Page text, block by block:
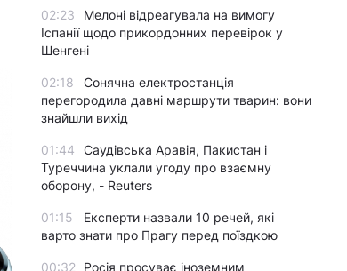
02:23
Мелоні відреагувала на вимогу
Іспанії щодо прикордонних перевірок у
Шенгені
02:18
Сонячна електростанція
перегородила давні маршрути тварин: вони
знайшли вихід
01:44
Саудівська Аравія, Пакистан і
Туреччина уклали угоду про взаємну
оборону, - Reuters
01:15
Експерти назвали 10 речей, які
варто знати про Прагу перед поїздкою
00:32
Росія просуває іноземним